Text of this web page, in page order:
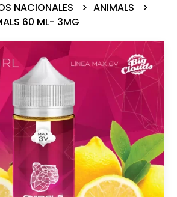
NACIONALES
ANIMALS
60 ML- 3MG